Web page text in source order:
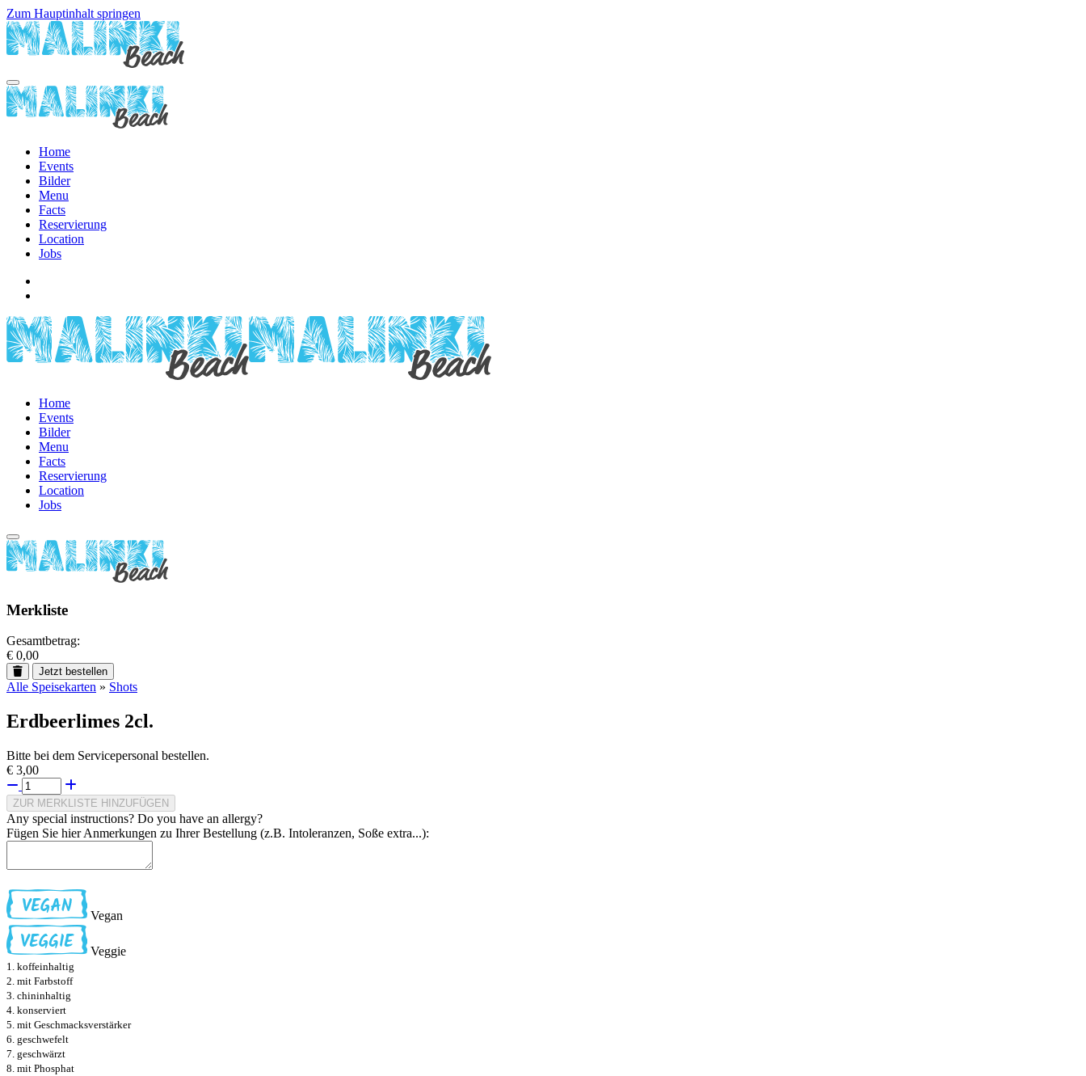
Zum Hauptinhalt springen
Home
Events
Bilder
Menu
Facts
Reservierung
Location
Jobs
Home
Events
Bilder
Menu
Facts
Reservierung
Location
Jobs
Merkliste
Gesamtbetrag:
€ 0,00
Jetzt bestellen
Alle Speisekarten » Shots
Erdbeerlimes 2cl.
Bitte bei dem Servicepersonal bestellen.
€ 3,00
ZUR MERKLISTE HINZUFÜGEN
Any special instructions? Do you have an allergy?
Fügen Sie hier Anmerkungen zu Ihrer Bestellung (z.B. Intoleranzen, Soße extra...):
Vegan
Veggie
1. koffeinhaltig
2. mit Farbstoff
3. chininhaltig
4. konserviert
5. mit Geschmacksverstärker
6. geschwefelt
7. geschwärzt
8. mit Phosphat